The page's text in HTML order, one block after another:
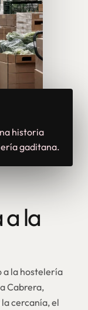
historia
gaditana.
la
a la hostelería
Cabrera,
cercanía, el